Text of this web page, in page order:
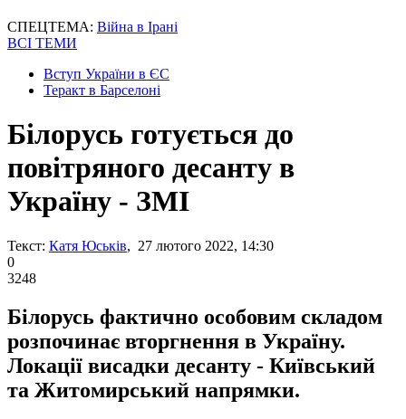
СПЕЦТЕМА: Війна в Ірані
ВСІ ТЕМИ
Вступ України в ЄС
Теракт в Барселоні
Білорусь готується до
повітряного десанту в
Україну - ЗМІ
Текст: Катя Юськів, 27 лютого 2022, 14:30
0
3248
Білорусь фактично особовим складом
розпочинає вторгнення в Україну.
Локації висадки десанту - Київський
та Житомирський напрямки.